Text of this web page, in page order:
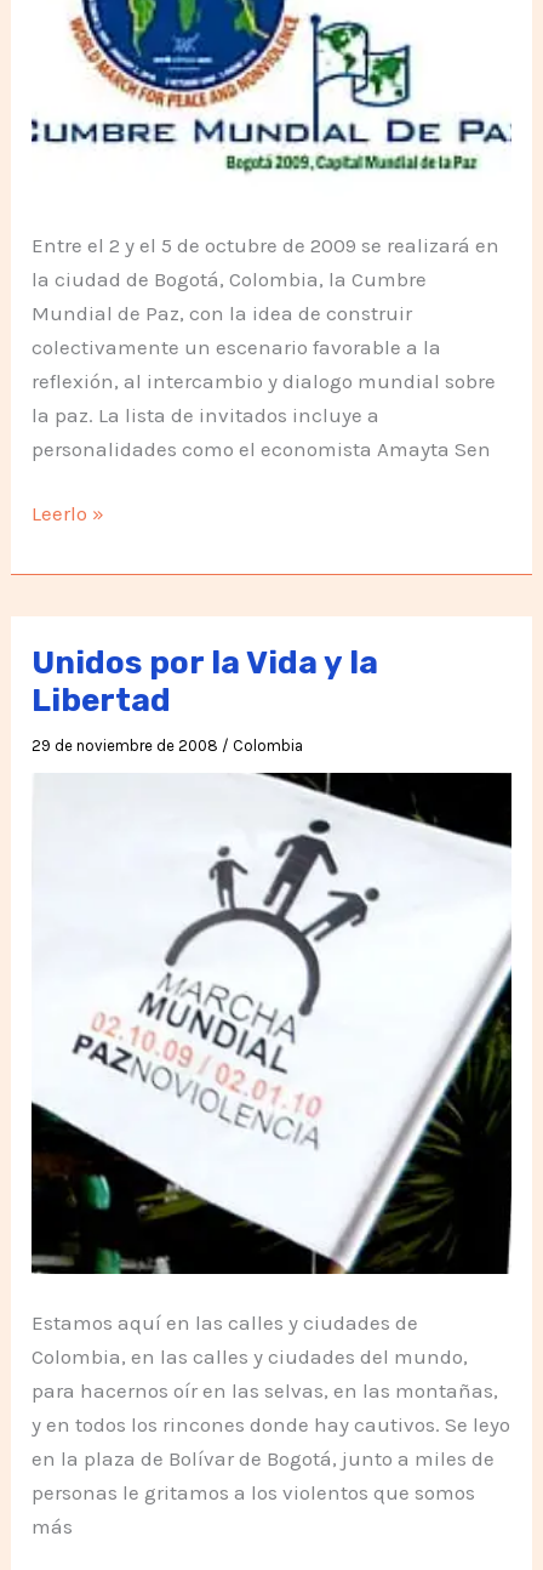
Entre el 2 y el 5 de octubre de 2009 se realizará en
la ciudad de Bogotá, Colombia, la Cumbre
Mundial de Paz, con la idea de construir
colectivamente un escenario favorable a la
reflexión, al intercambio y dialogo mundial sobre
la paz. La lista de invitados incluye a
personalidades como el economista Amayta Sen
Con
Mundial
de
Paz
arranca
la
Marcha
Leerlo »
Unidos por la Vida y la
Libertad
29 de noviembre de 2008 / Colombia
Estamos aquí en las calles y ciudades de
Colombia, en las calles y ciudades del mundo,
para hacernos oír en las selvas, en las montañas,
y en todos los rincones donde hay cautivos. Se leyo
en la plaza de Bolívar de Bogotá, junto a miles de
personas le gritamos a los violentos que somos
más